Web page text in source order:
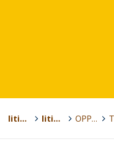
Iitin kunta Iitin lukio OPPIAINEET